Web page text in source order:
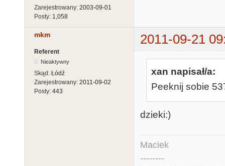
Zarejestrowany: 2003-09-01
Posty: 1,058
mkm 2011-09-21
Referent
Nieaktywny
Skąd: Łódź
Zarejestrowany: 2011-09-02
Posty: 443
xan napisał/a:
Peeknij sobie
dzieki:)
Maciek
--------